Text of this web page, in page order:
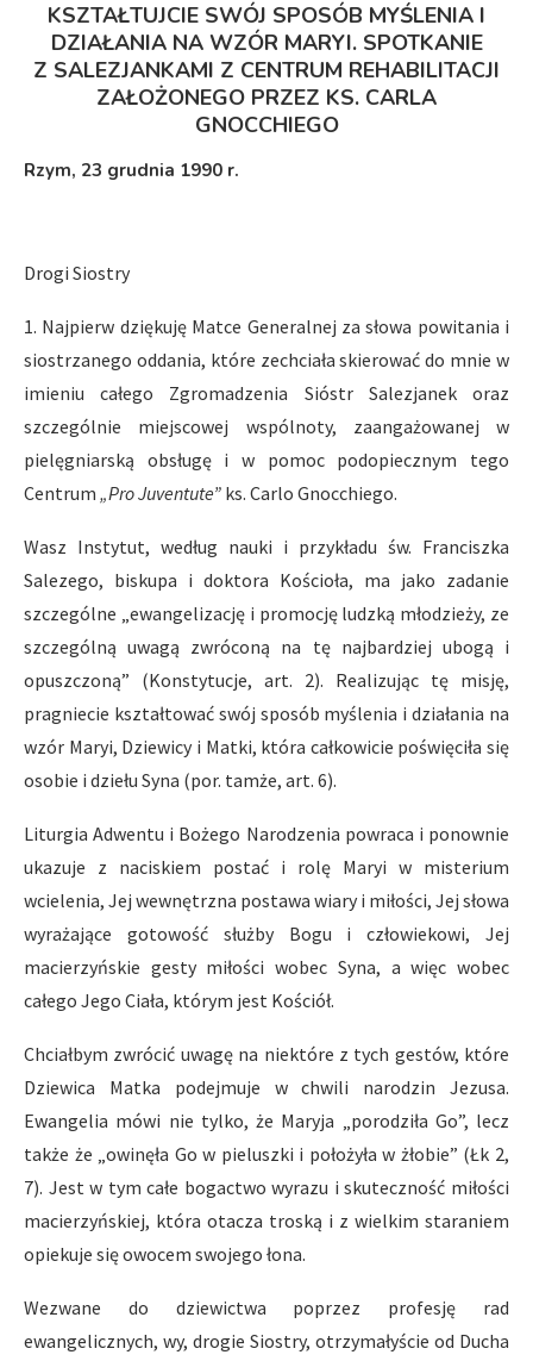
KSZTAŁTUJCIE SWÓJ SPOSÓB MYŚLENIA I
DZIAŁANIA NA WZÓR MARYI. SPOTKANIE
Z SALEZJANKAMI Z CENTRUM REHABILITACJI
ZAŁOŻONEGO PRZEZ KS. CARLA
GNOCCHIEGO
Rzym, 23 grudnia 1990 r.
Drogi Siostry
1. Najpierw dziękuję Matce Generalnej za słowa powitania i
siostrzanego oddania, które zechciała skierować do mnie w
imieniu całego Zgromadzenia Sióstr Salezjanek oraz
szczególnie miejscowej wspólnoty, zaangażowanej w
pielęgniarską obsługę i w pomoc podopiecznym tego
Centrum „Pro Juventute” ks. Carlo Gnocchiego.
Wasz Instytut, według nauki i przykładu św. Franciszka
Salezego, biskupa i doktora Kościoła, ma jako zadanie
szczególne „ewangelizację i promocję ludzką młodzieży, ze
szczególną uwagą zwróconą na tę najbardziej ubogą i
opuszczoną” (Konstytucje, art. 2). Realizując tę misję,
pragniecie kształtować swój sposób myślenia i działania na
wzór Maryi, Dziewicy i Matki, która całkowicie poświęciła się
osobie i dziełu Syna (por. tamże, art. 6).
Liturgia Adwentu i Bożego Narodzenia powraca i ponownie
ukazuje z naciskiem postać i rolę Maryi w misterium
wcielenia, Jej wewnętrzna postawa wiary i miłości, Jej słowa
wyrażające gotowość służby Bogu i człowiekowi, Jej
macierzyńskie gesty miłości wobec Syna, a więc wobec
całego Jego Ciała, którym jest Kościół.
Chciałbym zwrócić uwagę na niektóre z tych gestów, które
Dziewica Matka podejmuje w chwili narodzin Jezusa.
Ewangelia mówi nie tylko, że Maryja „porodziła Go”, lecz
także że „owinęła Go w pieluszki i położyła w żłobie” (Łk 2,
7). Jest w tym całe bogactwo wyrazu i skuteczność miłości
macierzyńskiej, która otacza troską i z wielkim staraniem
opiekuje się owocem swojego łona.
Wezwane do dziewictwa poprzez profesję rad
ewangelicznych, wy, drogie Siostry, otrzymałyście od Ducha